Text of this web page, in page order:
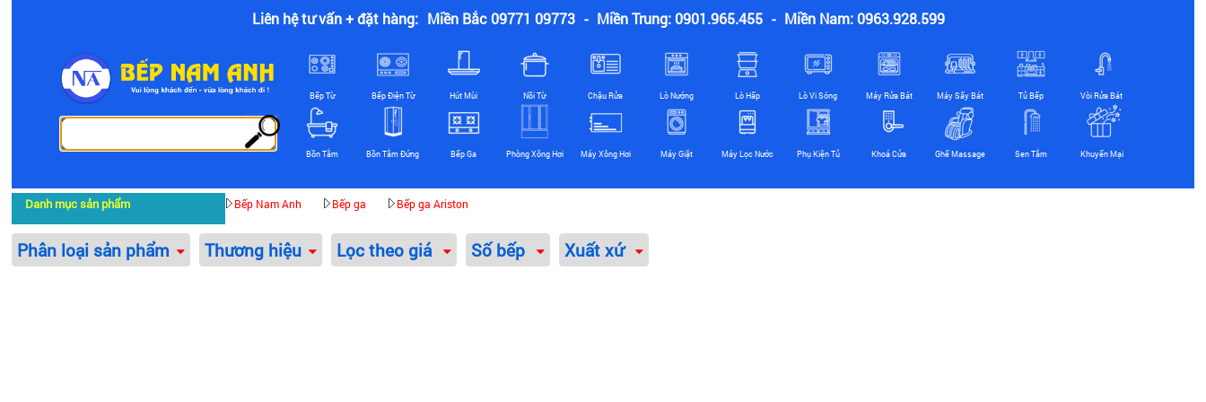
Liên hệ tư vấn + đặt hàng: Miền Bắc 09771 09773 - Miền Trung: 0901.965.455 - Miền Nam: 0963.928.599
Bếp Từ Bếp Điện Từ Hút Mùi Nồi Từ Chậu Rửa Lò Nướng Lò Hấp Lò Vi Sóng Máy Rửa Bát Máy Sấy Bát Tủ Bếp Vòi Rửa Bát
Bồn Tắm Bồn Tắm Đứng Bếp Ga Phòng Xông Hơi Máy Xông Hơi Máy Giặt Máy Lọc Nước Phụ Kiện Tủ Khoá Cửa Ghế Massage Sen Tắm Khuyến Mại
Danh mục sản phẩm Bếp Nam Anh Bếp ga Bếp ga Ariston
Phân loại sản phẩm Thương hiệu Lọc theo giá Số bếp Xuất xứ